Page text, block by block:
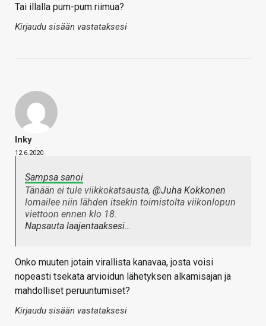
Tai illalla pum-pum riimua?
Kirjaudu sisään vastataksesi
Inky
12.6.2020
Sampsa sanoi
Tänään ei tule viikkokatsausta, @Juha Kokkonen
lomailee niin lähden itsekin toimistolta viikonlopun
viettoon ennen klo 18.
Napsauta laajentaaksesi…
Onko muuten jotain virallista kanavaa, josta voisi
nopeasti tsekata arvioidun lähetyksen alkamisajan ja
mahdolliset peruuntumiset?
Kirjaudu sisään vastataksesi